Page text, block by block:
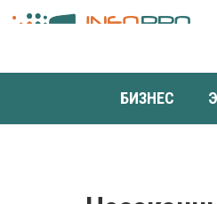
БИЗНЕС